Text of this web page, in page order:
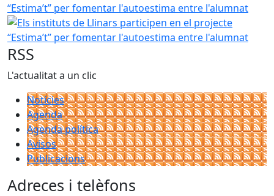
Els instituts de Llinars participen en el projecte
RSS
L'actualitat a un clic
Notícies
Agenda
Agenda política
Avisos
Publicacions
Adreces i telèfons